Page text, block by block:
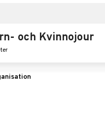
och Kvinnojour